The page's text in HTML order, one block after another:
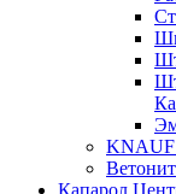
KNAUF
Ветонит
Капарол